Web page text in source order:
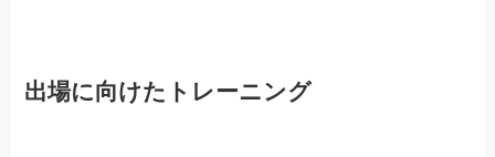
出場に向けたトレーニング